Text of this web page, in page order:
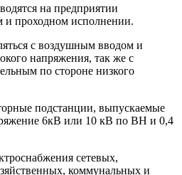
на предприятии
и проходном исполнении.
с воздушным вводом и
напряжения, так же с
по стороне низкого
подстанции, выпускаемые
6кВ или 10 кВ по ВН и 0,4
сетевых,
коммунальных и